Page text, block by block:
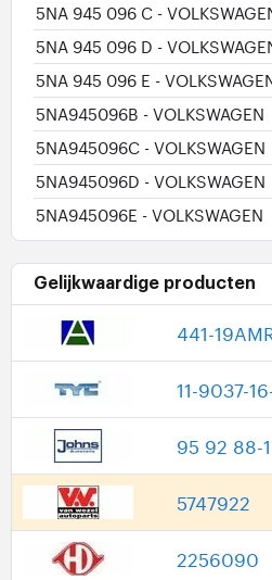
5NA 945 096 C -
5NA 945 096 D -
5NA 945 096 E -
5NA945096B - VOLKSWAGEN
5NA945096C - VOLKSWAGEN
5NA945096D - VOLKSWAGEN
5NA945096E - VOLKSWAGEN
Gelijkwaardige producten
441-
11-9037-
95 92 88-1
5747922
2256090